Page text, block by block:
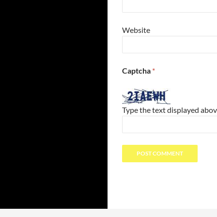
Website
Captcha *
Type the text displayed